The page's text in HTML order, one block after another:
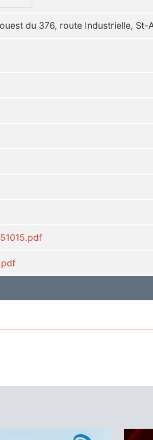
du 376, route Industrielle, St-